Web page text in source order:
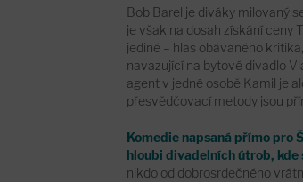
Bob Barel je diváky milovaný
je však na dosah získání ceny
jediné – hlas obávaného
navazující na bytové divadlo
agent v jedné osobě Kamil je
přesvědčovací metody jsou
Komedie napsaná přímo pro
hloubi divadelních útrob, kde
nikdo od dobrosrdečného